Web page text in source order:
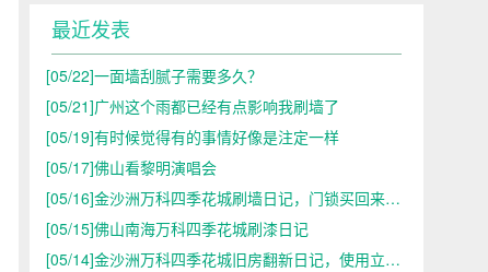
最近发表
[05/22]一面墙刮腻子需要多久？
[05/21]广州这个雨都已经有点影响我刷墙了
[05/19]有时候觉得有的事情好像是注定一样
[05/17]佛山看黎明演唱会
[05/16]金沙洲万科四季花城刷墙日记，门锁买回来了，不合适
[05/15]佛山南海万科四季花城刷漆日记
[05/14]金沙洲万科四季花城旧房翻新日记，使用立邦漆